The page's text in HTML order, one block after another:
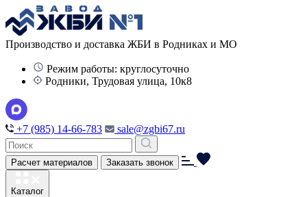
Производство и доставка ЖБИ в Родниках и МО
Режим работы: круглосуточно
Родники, Трудовая улица, 10к8
+7 (985) 14-66-783 sale@zgbi67.ru
Расчет материалов Заказать звонок
Каталог